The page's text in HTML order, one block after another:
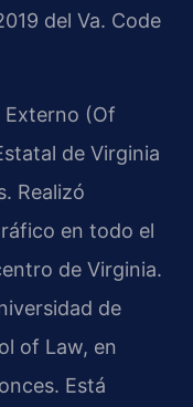
del Va. Code
Externo (Of
de Virginia
Realizó
en todo el
de Virginia.
de
of Law, en
Está